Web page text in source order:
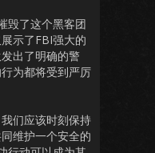
毁了这个黑客团
示了FBI强大的
出了明确的警
为都将受到严厉
们应该时刻保持
维护一个安全的